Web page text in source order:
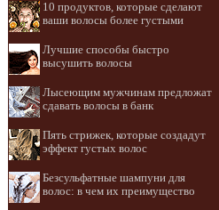
10 продуктов, которые сделают
ваши волосы более густыми
Лучшие способы быстро
высушить волосы
Лысеющим мужчинам предложат
сдавать волосы в банк
Пять стрижек, которые создадут
эффект густых волос
Безсульфатные шампуни для
волос: в чем их преимущество